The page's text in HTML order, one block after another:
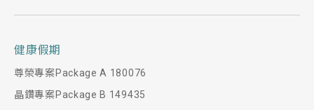
健康假期
尊榮專案Package A 180076
晶鑽專案Package B 149435